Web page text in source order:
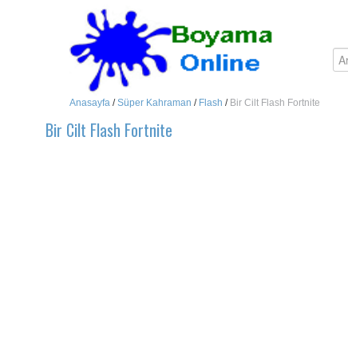
Anasayfa /Süper Kahraman / Flash / Bir Cilt Flash Fortnite
Bir Cilt Flash Fortnite